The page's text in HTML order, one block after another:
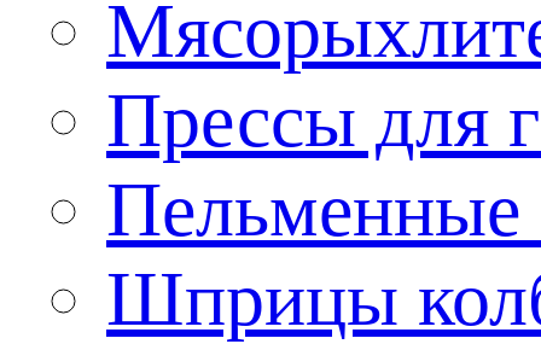
Прессы для
Пельменные
Шприцы